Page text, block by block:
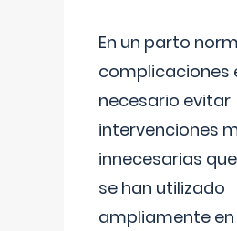
En un parto
complicaciones
necesario evitar
intervenciones
innecesarias
se han utilizado
ampliamente en